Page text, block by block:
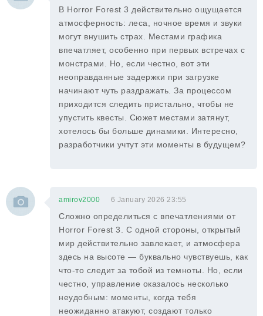
В Horror Forest 3 действительно ощущается
атмосферность: леса, ночное время и звуки
могут внушить страх. Местами графика
впечатляет, особенно при первых встречах с
монстрами. Но, если честно, вот эти
неоправданные задержки при загрузке
начинают чуть раздражать. За процессом
приходится следить пристально, чтобы не
упустить квесты. Сюжет местами затянут,
хотелось бы больше динамики. Интересно,
разработчики учтут эти моменты в будущем?
amirov2000 6 January 2026 23:55
Сложно определиться с впечатлениями от
Horror Forest 3. С одной стороны, открытый
мир действительно завлекает, и атмосфера
здесь на высоте — буквально чувствуешь, как
что-то следит за тобой из темноты. Но, если
честно, управление оказалось несколько
неудобным: моменты, когда тебя
неожиданно атакуют, создают только